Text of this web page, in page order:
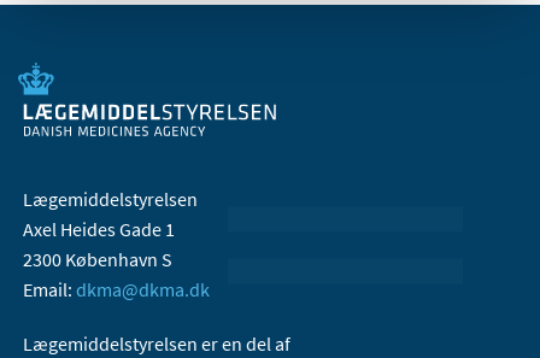
Lægemiddelstyrelsen
Axel Heides Gade 1
2300 København S
Email: dkma@dkma.dk
Lægemiddelstyrelsen er en del af